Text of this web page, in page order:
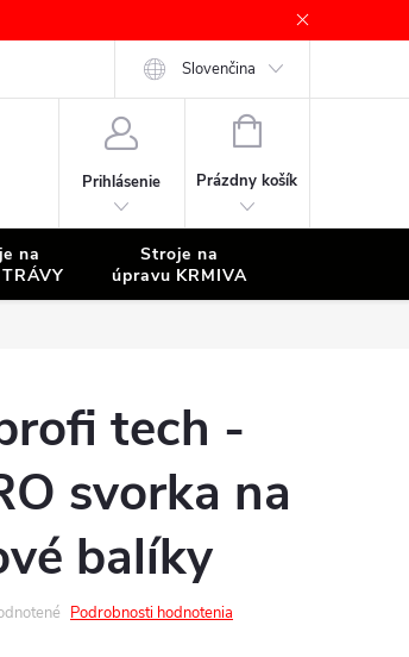
Slovenčina
Prihlásenie
NÁKUPNÝ
Prázdny košík
na
Stroje na
úpravu KRMIVA
tech -
svorka na
balíky
Podrobnosti hodnotenia